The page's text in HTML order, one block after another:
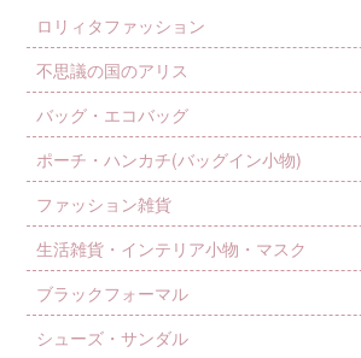
ロリィタファッション
不思議の国のアリス
バッグ・エコバッグ
ポーチ・ハンカチ(バッグイン小物)
ファッション雑貨
生活雑貨・インテリア小物・マスク
ブラックフォーマル
シューズ・サンダル